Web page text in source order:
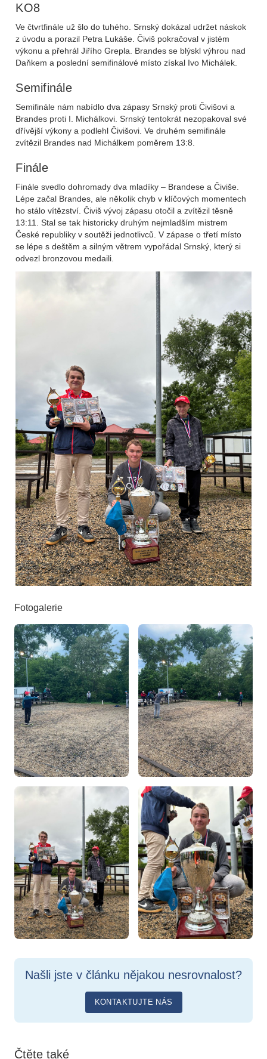
KO8
Ve čtvrtfinále už šlo do tuhého. Srnský dokázal udržet náskok
z úvodu a porazil Petra Lukáše. Čiviš pokračoval v jistém
výkonu a přehrál Jiřího Grepla. Brandes se blýskl výhrou nad
Daňkem a poslední semifinálové místo získal Ivo Michálek.
Semifinále
Semifinále nám nabídlo dva zápasy Srnský proti Čivišovi a
Brandes proti I. Michálkovi. Srnský tentokrát nezopakoval své
dřívější výkony a podlehl Čivišovi. Ve druhém semifinále
zvítězil Brandes nad Michálkem poměrem 13:8.
Finále
Finále svedlo dohromady dva mladíky – Brandese a Čiviše.
Lépe začal Brandes, ale několik chyb v klíčových momentech
ho stálo vítězství. Čiviš vývoj zápasu otočil a zvítězil těsně
13:11. Stal se tak historicky druhým nejmladším mistrem
České republiky v soutěži jednotlivců. V zápase o třetí místo
se lépe s deštěm a silným větrem vypořádal Srnský, který si
odvezl bronzovou medaili.
Fotogalerie
Našli jste v článku nějakou nesrovnalost?
KONTAKTUJTE NÁS
Čtěte také